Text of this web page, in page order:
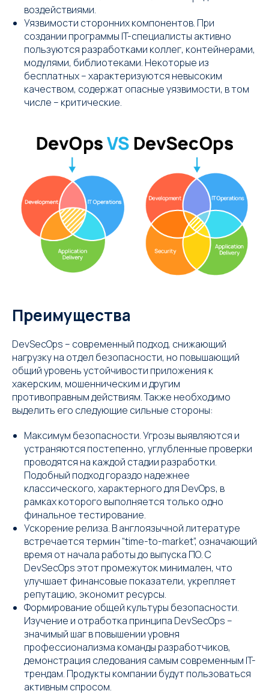
воздействиями.
Уязвимости сторонних компонентов. При
создании программы IT-специалисты активно
пользуются разработками коллег, контейнерами,
модулями, библиотеками. Некоторые из
бесплатных – характеризуются невысоким
качеством, содержат опасные уязвимости, в том
числе – критические.
Преимущества
DevSecOps – современный подход, снижающий
нагрузку на отдел безопасности, но повышающий
общий уровень устойчивости приложения к
хакерским, мошенническим и другим
противоправным действиям. Также необходимо
выделить его следующие сильные стороны:
Максимум безопасности. Угрозы выявляются и
устраняются постепенно, углубленные проверки
проводятся на каждой стадии разработки.
Подобный подход гораздо надежнее
классического, характерного для DevOps, в
рамках которого выполняется только одно
финальное тестирование.
Ускорение релиза. В англоязычной литературе
встречается термин “time-to-market”, означающий
время от начала работы до выпуска ПО. С
DevSecOps этот промежуток минимален, что
улучшает финансовые показатели, укрепляет
репутацию, экономит ресурсы.
Формирование общей культуры безопасности.
Изучение и отработка принципа DevSecOps –
значимый шаг в повышении уровня
профессионализма команды разработчиков,
демонстрация следования самым современным IT-
трендам. Продукты компании будут пользоваться
активным спросом.